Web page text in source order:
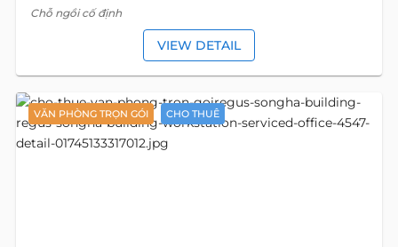
Chỗ ngồi cố định
VIEW DETAIL
VĂN PHÒNG TRỌN GÓI CHO THUÊ